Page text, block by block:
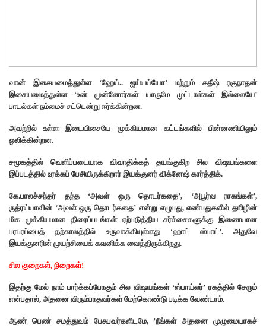
வான் இசையமைத்துள்ள ‘ஹேய்.. ஐய்யய்யோ’ மற்றும் சதீஷ் ரகுநாதன்
இசையமைத்துள்ள ‘உன் முன்னோர்கள் யாருமே முட்டாள்கள் இல்லையே’
பாடல்கள் நம்மைச் சட்டென்று ஈர்க்கின்றன.
அவற்றில் உள்ள இடையிசையே முக்கியமான கட்டங்களில் பின்னணியிலும்
ஒலிக்கின்றன.
சமூகத்தில் வெளிப்படையாக விவாதிக்கத் தயங்குகிற சில விஷயங்களை
இப்படத்தில் உரக்கப் பேசியிருக்கிறார் இயக்குனர் விக்னேஷ் கார்த்திக்.
கே.பாலச்சந்தர் தந்த ‘அவள் ஒரு தொடர்கதை’, ‘அபூர்வ ராகங்கள்’,
ருத்ரய்யாவின் ‘அவள் ஒரு தொடர்கதை’ என்று எழுபது, எண்பதுகளில் தமிழின்
மிக முக்கியமான திரைப்படங்கள் ஏற்படுத்திய சர்ச்சைகளுக்கு இணையான
பரபரப்பைத் தற்காலத்தில் உருவாக்கியுள்ளது ‘ஹாட் ஸ்பாட்’. அதுவே
இயக்குனரின் முயற்சியைக் கவனிக்க வைத்திருக்கிறது.
சில குறைகள், நிறைகள்!
இதற்கு மேல் நாம் பார்க்கப்போகும் சில விஷயங்கள் ‘ஸ்பாய்லர்’ ரகத்தில் சேரும்
என்பதால், அதனை விரும்பாதவர்கள் மேற்கொண்டு படிக்க வேண்டாம்.
ஆண் பெண் சமத்துவம் பேசுபவர்களிடமே, ’நீங்கள் அதனை முழுமையாகச்